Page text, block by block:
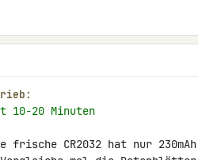
10-20 Minuten
frische CR2032 hat nur